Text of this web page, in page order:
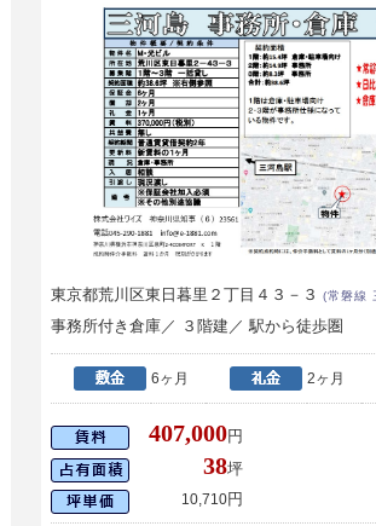
東京都荒川区東日暮里２丁目４３－３(常磐線
事務所付き倉庫／ ３階建／ 駅から徒歩圏
6ヶ月 2ヶ月
407,000円
38坪
10,710円